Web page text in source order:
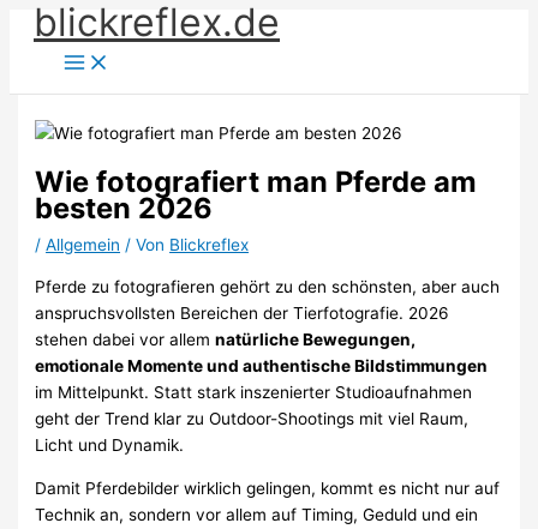
Zum
Inhalt
springen
blickreflex.de
Wie fotografiert man Pferde am
besten 2026
/Allgemein / Von Blickreflex
Pferde zu fotografieren gehört zu den schönsten, aber auch
anspruchsvollsten Bereichen der Tierfotografie. 2026
stehen dabei vor allemnatürliche Bewegungen,
emotionale Momente und authentische Bildstimmungen
im Mittelpunkt. Statt stark inszenierter Studioaufnahmen
geht der Trend klar zu Outdoor-Shootings mit viel Raum,
Licht und Dynamik.
Damit Pferdebilder wirklich gelingen, kommt es nicht nur auf
Technik an, sondern vor allem auf Timing, Geduld und ein